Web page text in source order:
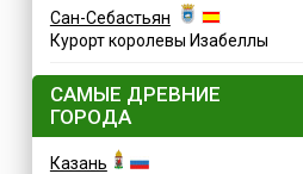
Сан-Себастьян
Курорт королевы Изабеллы
САМЫЕ ДРЕВНИЕ
ГОРОДА
Казань